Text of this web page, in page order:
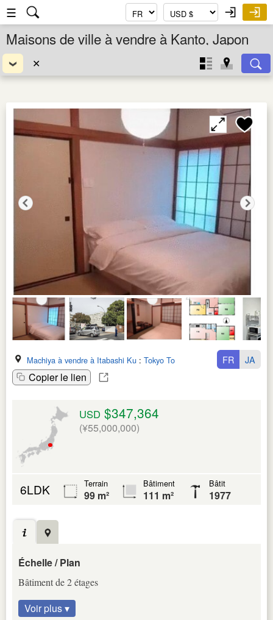
☰
Maisons de ville à vendre à Kanto, Japon
✕
Machiya à vendre à Itabashi Ku : Tokyo To
Copier le lien
FR JA
USD $347,364
(¥55,000,000)
6LDK Terrain
99 m²
Bâtiment
111 m²
Bâtit
1977
Échelle / Plan
Bâtiment de 2 étages
Voir plus ▾